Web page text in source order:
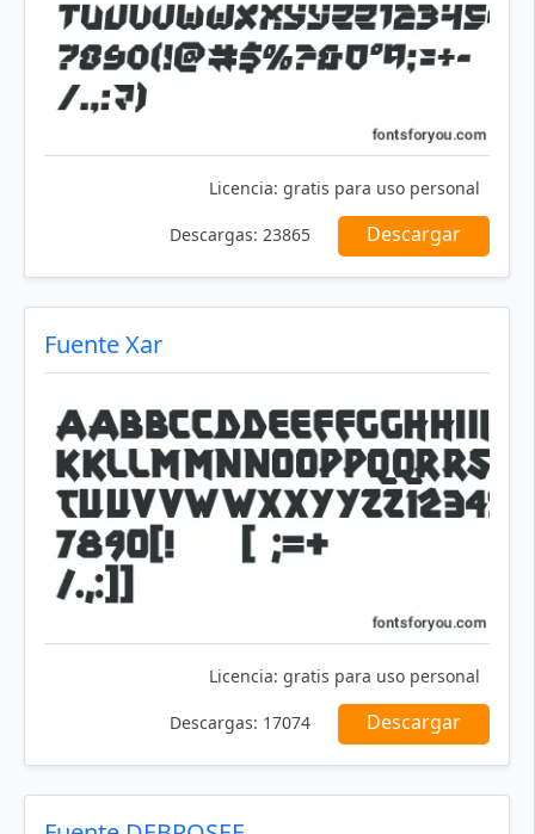
Licencia: gratis para uso personal
Descargas: 23865 Descargar
Fuente Xar
Licencia: gratis para uso personal
Descargas: 17074 Descargar